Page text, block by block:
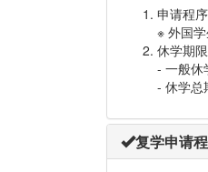
申请程
※ 外国
休学期
- 一般休
- 休学总
复学申请